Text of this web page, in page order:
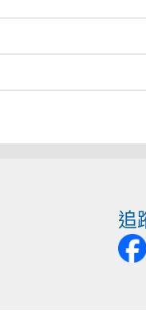
追